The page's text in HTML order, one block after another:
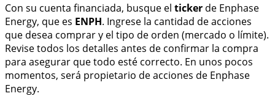
Con su cuenta financiada, busque el ticker de Enphase
Energy, que es ENPH. Ingrese la cantidad de acciones
que desea comprar y el tipo de orden (mercado o límite).
Revise todos los detalles antes de confirmar la compra
para asegurar que todo esté correcto. En unos pocos
momentos, será propietario de acciones de Enphase
Energy.